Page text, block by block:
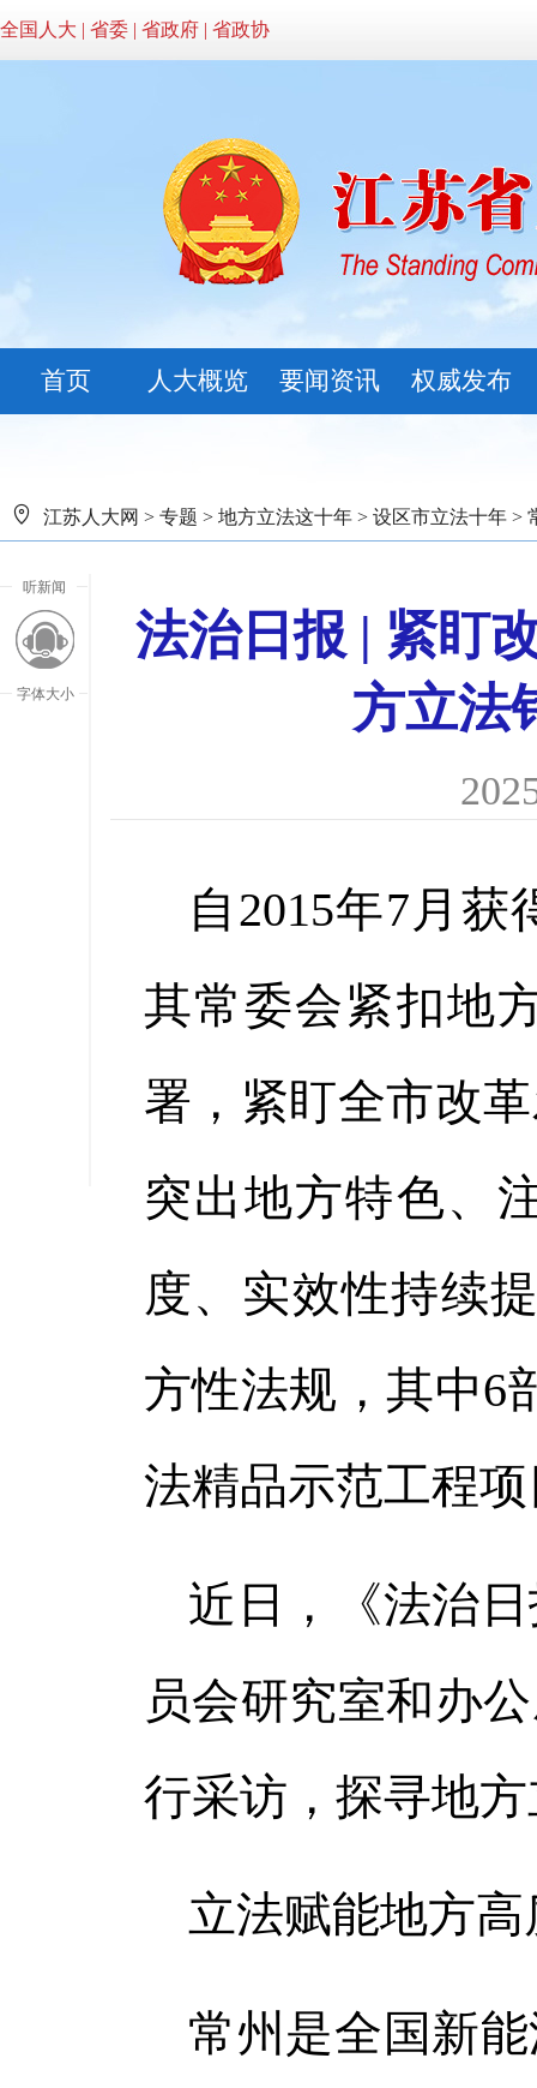
全国人大 | 省委 | 省政府 | 省政协
首页 人大概览 要闻资讯 权威发布
江苏人大网 > 专题 > 地方立法这十年 > 设区市立法十年 >
听新闻
字体大小
法治日报 | 紧盯
方立法
自2015年7月
其常委会紧扣地
署，紧盯全市改
突出地方特色、
度、实效性持续
方性法规，其中6
法精品示范工程
近日，《法治
员会研究室和办
行采访，探寻地
立法赋能地方
常州是全国新